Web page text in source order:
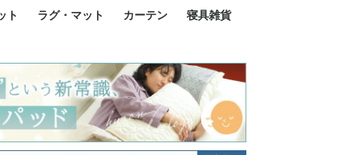
掛け布団カバー
掛け布団カバー
ロング 掛け布団
ル 掛け布団カバ
掛け布団カバー
ング 掛け布団カ
掛け布団カバー
け布団カバー
敷布団カバー
グル 敷布団カバ
敷布団カバー
ロング 敷布団カ
敷布団カバー
枕カバー
枕カバー
枕カバー
枕カバー
BOXシーツ
ロング BOXシー
ル BOXシーツ
BOXシーツ
ロング BOXシー
点セット
点セット
ト
ズ
イズ
サイズ
ズ
100%
ラグ・マット カーテン
既成カーテンのサイズ
遮光カーテン
レース・シアーカーテン
Disney ディズニーカーテ
ン
MOOMIN ムーミンカーテ
ン
PEANUTS ピーナツカー
テン (SNOOPY スヌーピ
ー)
寝具雑貨
美容・化粧品
シルク寝具・雑貨
HURONテクノロジー リ
カバリー寝具
ソファカバー
ひざ掛け
パジャマ
クッション
玄関・フロアーマット
ペット用ベッド
インテリア
その他寝具雑貨